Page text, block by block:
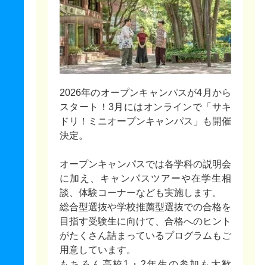
2026年のオープンキャンパスが4月から
スタート！3月にはオンラインで「サキ
ドリ！ミニオープンキャンパス」も開催
決定。
オープンキャンパスでは各学科の説明会
に加え、キャンパスツアーや在学生相
談、体験コーナーなども実施します。
総合型選抜や学校推薦型選抜での合格を
目指す受験生に向けて、合格へのヒント
がたくさん詰まっているプログラムもご
用意しています。